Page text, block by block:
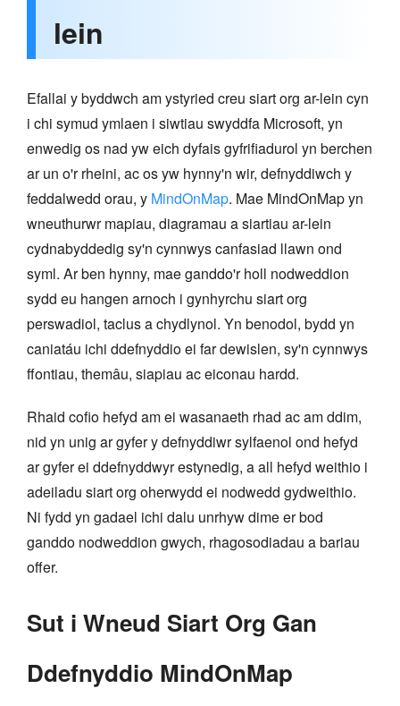
lein
Efallai y byddwch am ystyried creu siart org ar-lein cyn
i chi symud ymlaen i siwtiau swyddfa Microsoft, yn
enwedig os nad yw eich dyfais gyfrifiadurol yn berchen
ar un o'r rheini, ac os yw hynny'n wir, defnyddiwch y
feddalwedd orau, y MindOnMap. Mae MindOnMap yn
wneuthurwr mapiau, diagramau a siartiau ar-lein
cydnabyddedig sy'n cynnwys canfasiad llawn ond
syml. Ar ben hynny, mae ganddo'r holl nodweddion
sydd eu hangen arnoch i gynhyrchu siart org
perswadiol, taclus a chydlynol. Yn benodol, bydd yn
caniatáu ichi ddefnyddio ei far dewislen, sy'n cynnwys
ffontiau, themâu, siapiau ac eiconau hardd.
Rhaid cofio hefyd am ei wasanaeth rhad ac am ddim,
nid yn unig ar gyfer y defnyddiwr sylfaenol ond hefyd
ar gyfer ei ddefnyddwyr estynedig, a all hefyd weithio i
adeiladu siart org oherwydd ei nodwedd gydweithio.
Ni fydd yn gadael ichi dalu unrhyw dime er bod
ganddo nodweddion gwych, rhagosodiadau a bariau
offer.
Sut i Wneud Siart Org Gan
Ddefnyddio MindOnMap